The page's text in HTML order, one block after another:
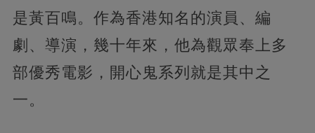
是黃百鳴。作為香港知名的演員、編
劇、導演，幾十年來，他為觀眾奉上多
部優秀電影，開心鬼系列就是其中之
一。